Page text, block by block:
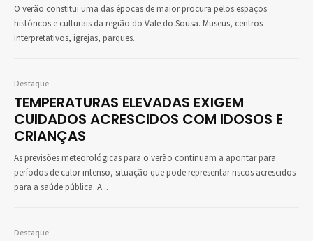
O verão constitui uma das épocas de maior procura pelos espaços
históricos e culturais da região do Vale do Sousa. Museus, centros
interpretativos, igrejas, parques...
Destaque
TEMPERATURAS ELEVADAS EXIGEM
CUIDADOS ACRESCIDOS COM IDOSOS E
CRIANÇAS
As previsões meteorológicas para o verão continuam a apontar para
períodos de calor intenso, situação que pode representar riscos acrescidos
para a saúde pública. A...
Destaque